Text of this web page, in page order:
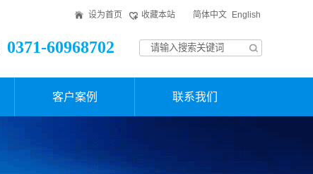
设为首页 收藏本站 简体中文 English
0371-60968702
客户案例 联系我们